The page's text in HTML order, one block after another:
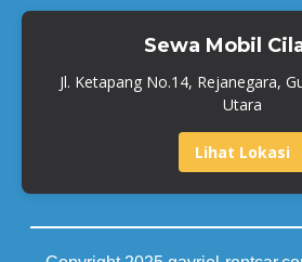
Sewa Mobil
Jl. Ketapang No.14, Rejanegara,
Utara
Lihat Lokasi